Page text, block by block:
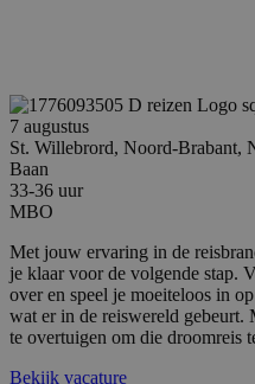
7 augustus
St. Willebrord, Noord-Brabant,
Baan
33-36 uur
MBO
Met jouw ervaring in de
je klaar voor de volgende stap.
over en speel je moeiteloos in
wat er in de reiswereld gebeurt.
te overtuigen om die droomreis
Bekijk vacature_GRECAPTCHA